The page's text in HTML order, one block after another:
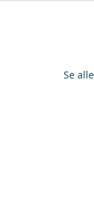
Se alle